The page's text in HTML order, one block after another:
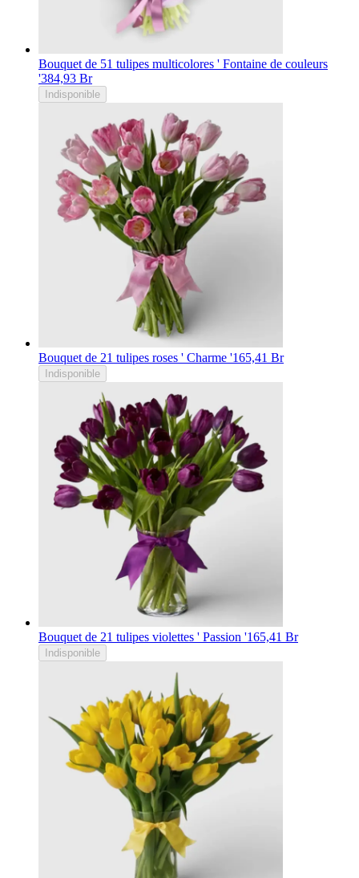
Bouquet de 51 tulipes multicolores ' Fontaine de couleurs
'384,93 Br
Indisponible
Bouquet de 21 tulipes roses ' Charme '165,41 Br
Indisponible
Bouquet de 21 tulipes violettes ' Passion '165,41 Br
Indisponible